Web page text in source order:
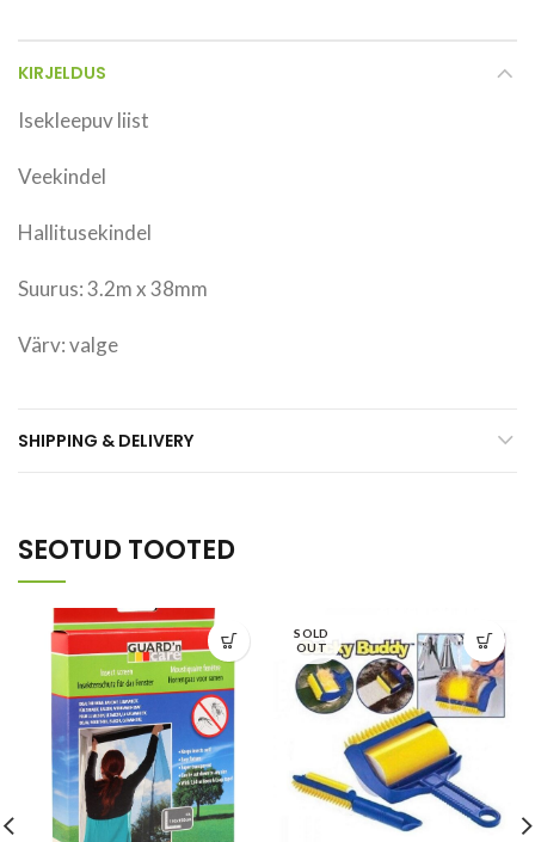
KIRJELDUS
Isekleepuv liist
Veekindel
Hallitusekindel
Suurus: 3.2m x 38mm
Värv: valge
SHIPPING & DELIVERY
SEOTUD TOOTED
SOLD
OUT